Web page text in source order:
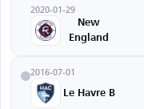
2020-01-29
New
England
2016-07-01
Le Havre B